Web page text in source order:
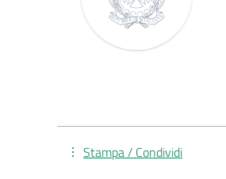
Stampa / Condividi